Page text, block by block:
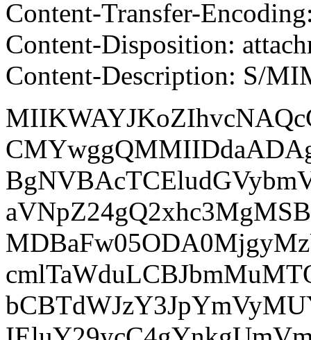
Content-Transfer-
Content-Disposition:
Content-Description: S/